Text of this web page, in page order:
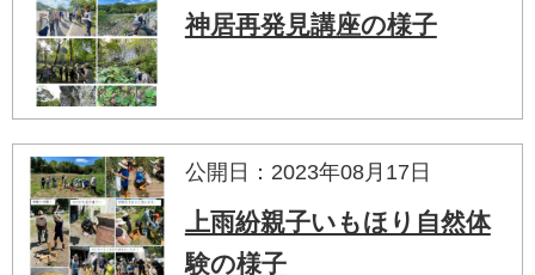
神居再発見講座の様子
公開日：2023年08月17日
上雨紛親子いもほり自然体
験の様子